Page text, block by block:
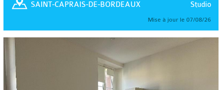
Studio
SAINT-CAPRAIS-DE-BORDEAUX
Mise à jour le 07/08/26